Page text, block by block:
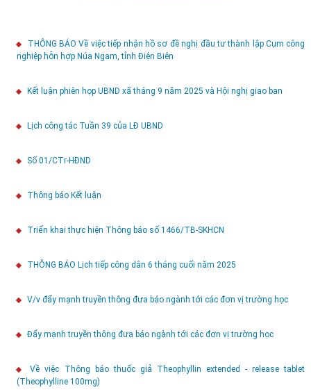
THÔNG BÁO Về việc tiếp nhận hồ sơ đề nghị đầu tư thành lập Cụm công
nghiệp hỗn hợp Núa Ngam, tỉnh Điện Biên
Kết luận phiên họp UBND xã tháng 9 năm 2025 và Hội nghị giao ban
Lịch công tác Tuần 39 của LĐ UBND
Số 01/CTr-HĐND
Thông báo Kết luận
Triển khai thực hiện Thông báo số 1466/TB-SKHCN
THÔNG BÁO Lịch tiếp công dân 6 tháng cuối năm 2025
V/v đẩy mạnh truyền thông đưa báo ngành tới các đơn vị trường học
Đẩy mạnh truyền thông đưa báo ngành tới các đơn vị trường học
Về việc Thông báo thuốc giả Theophyllin extended - release tablet
(Theophylline 100mg)